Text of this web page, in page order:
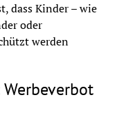
dass Kinder – wie
oder
werden